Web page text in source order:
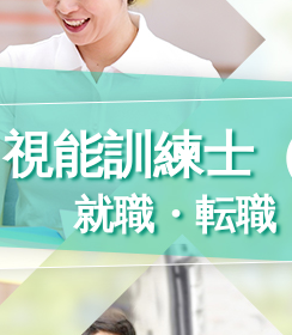
視能訓練士
就職・転職